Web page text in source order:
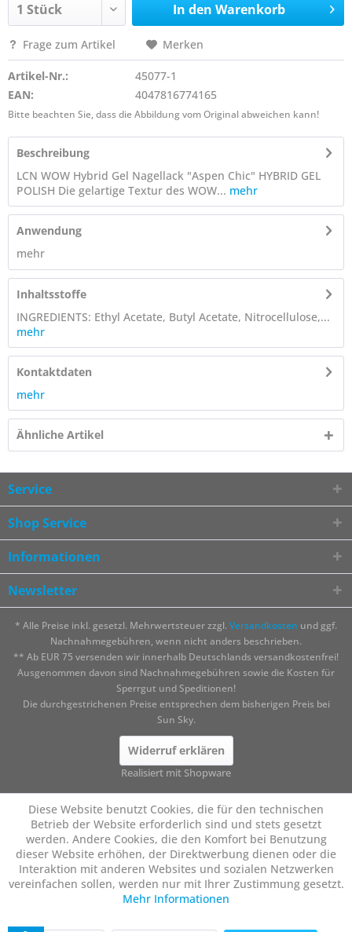
In den Warenkorb
Frage zum Artikel Merken
Artikel-Nr.:
45077-1
EAN:
4047816774165
Bitte beachten Sie, dass die Abbildung vom Original abweichen kann!
Beschreibung
LCN WOW Hybrid Gel Nagellack "Aspen Chic" HYBRID GEL
POLISH Die gelartige Textur des WOW... mehr
Anwendung
mehr
Inhaltsstoffe
INGREDIENTS: Ethyl Acetate, Butyl Acetate, Nitrocellulose,...
mehr
Kontaktdaten
mehr
Ähnliche Artikel
Service
Shop Service
Informationen
Newsletter
* Alle Preise inkl. gesetzl. Mehrwertsteuer zzgl. Versandkosten und ggf.
Nachnahmegebühren, wenn nicht anders beschrieben.
** Ab EUR 75 versenden wir innerhalb Deutschlands versandkostenfrei!
Ausgenommen davon sind Nachnahmegebühren sowie die Kosten für
Sperrgut und Speditionen!
Die durchgestrichenen Preise entsprechen dem bisherigen Preis bei
Sun Sky.
Widerruf erklären
Realisiert mit Shopware
Diese Website benutzt Cookies, die für den technischen
Betrieb der Website erforderlich sind und stets gesetzt
werden. Andere Cookies, die den Komfort bei Benutzung
dieser Website erhöhen, der Direktwerbung dienen oder die
Interaktion mit anderen Websites und sozialen Netzwerken
vereinfachen sollen, werden nur mit Ihrer Zustimmung gesetzt.
Mehr Informationen